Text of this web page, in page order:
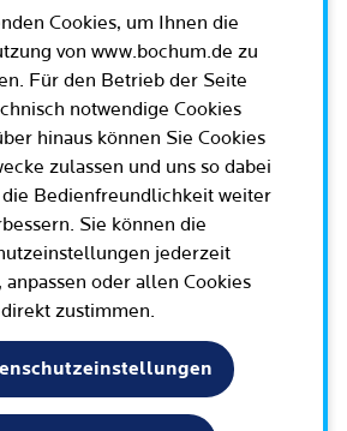
Cookies, um Ihnen die
von www.bochum.de zu
Für den Betrieb der Seite
notwendige Cookies
hinaus können Sie Cookies
zulassen und uns so dabei
Bedienfreundlichkeit weiter
Sie können die
jederzeit
oder allen Cookies
direkt zustimmen.
Bochum
und Verwaltungsvorstand
und Studium
für Unternehmen
Umzug
Beteiligung
Bürgermeisterinnen und
erklärt
und
in den Parlamenten
Bochum
/ Parken / Baustellen
Bildung
Terminbuchung
Karriere und Jobs